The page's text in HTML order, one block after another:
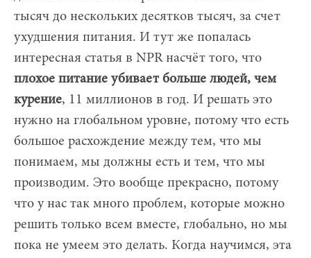
тысяч до нескольких десятков тысяч, за счет
ухудшения питания. И тут же попалась
интересная статья в NPR насчёт того, что
плохое питание убивает больше людей, чем
курение, 11 миллионов в год. И решать это
нужно на глобальном уровне, потому что есть
большое расхождение между тем, что мы
понимаем, мы должны есть и тем, что мы
производим. Это вообще прекрасно, потому
что у нас так много проблем, которые можно
решить только всем вместе, глобально, но мы
пока не умеем это делать. Когда научимся, эта